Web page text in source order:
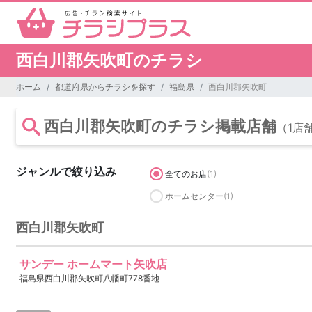
西白川郡矢吹町のチラシ
ホーム 都道府県からチラシを探す 福島県 西白川郡矢吹町
西白川郡矢吹町のチラシ掲載店舗 （1店
ジャンルで絞り込み 全てのお店(1)
ホームセンター(1)
西白川郡矢吹町
サンデー ホームマート矢吹店
福島県西白川郡矢吹町八幡町778番地